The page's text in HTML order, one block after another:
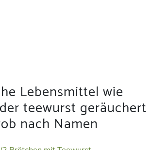
Lebensmittel wie
teewurst geräuchert
nach Namen